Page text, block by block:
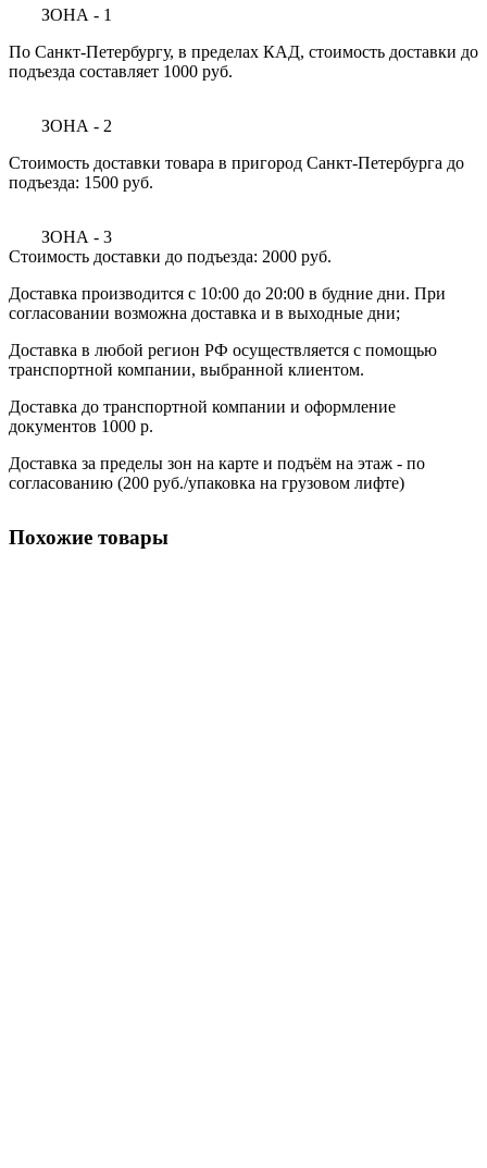
ЗОНА - 1
По Санкт-Петербургу, в пределах КАД, стоимость доставки до
подъезда составляет 1000 руб.
ЗОНА - 2
Стоимость доставки товара в пригород Санкт-Петербурга до
подъезда: 1500 руб.
ЗОНА - 3
Стоимость доставки до подъезда: 2000 руб.
Доставка производится с 10:00 до 20:00 в будние дни. При
согласовании возможна доставка и в выходные дни;
Доставка в любой регион РФ осуществляется с помощью
транспортной компании, выбранной клиентом.
Доставка до транспортной компании и оформление
документов 1000 р.
Доставка за пределы зон на карте и подъём на этаж - по
согласованию (200 руб./упаковка на грузовом лифте)
Похожие товары